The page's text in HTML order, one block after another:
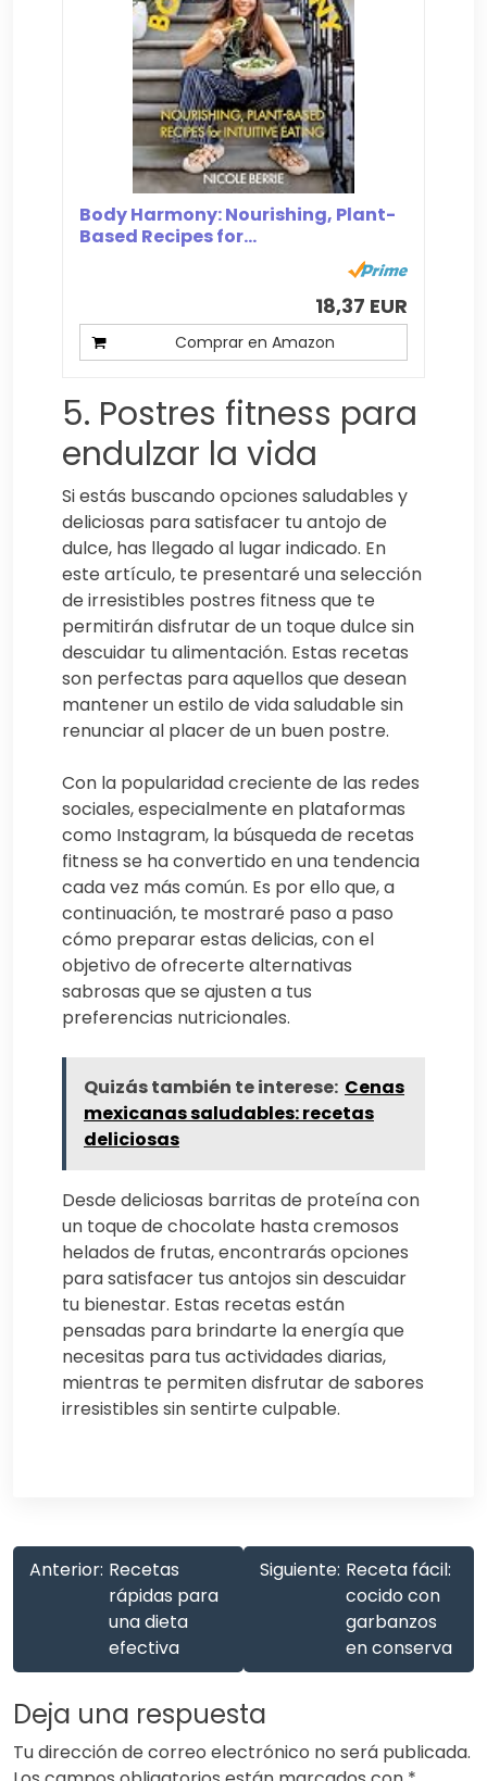
Body Harmony: Nourishing, Plant-
Based Recipes for...
18,37 EUR
Comprar en Amazon
5. Postres fitness para
endulzar la vida
Si estás buscando opciones saludables y
deliciosas para satisfacer tu antojo de
dulce, has llegado al lugar indicado. En
este artículo, te presentaré una selección
de irresistibles postres fitness que te
permitirán disfrutar de un toque dulce sin
descuidar tu alimentación. Estas recetas
son perfectas para aquellos que desean
mantener un estilo de vida saludable sin
renunciar al placer de un buen postre.
Con la popularidad creciente de las redes
sociales, especialmente en plataformas
como Instagram, la búsqueda de recetas
fitness se ha convertido en una tendencia
cada vez más común. Es por ello que, a
continuación, te mostraré paso a paso
cómo preparar estas delicias, con el
objetivo de ofrecerte alternativas
sabrosas que se ajusten a tus
preferencias nutricionales.
Quizás también te interese: Cenas
mexicanas saludables: recetas
deliciosas
Desde deliciosas barritas de proteína con
un toque de chocolate hasta cremosos
helados de frutas, encontrarás opciones
para satisfacer tus antojos sin descuidar
tu bienestar. Estas recetas están
pensadas para brindarte la energía que
necesitas para tus actividades diarias,
mientras te permiten disfrutar de sabores
irresistibles sin sentirte culpable.
Anterior: Recetas
rápidas para
una dieta
efectiva
Siguiente: Receta fácil:
cocido con
garbanzos
en conserva
Deja una respuesta
Tu dirección de correo electrónico no será publicada.